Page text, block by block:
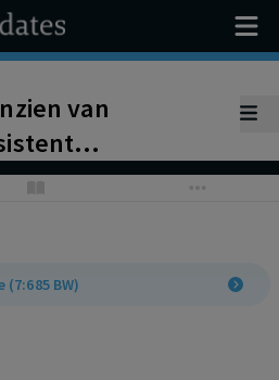
van
grotendeels
BW)